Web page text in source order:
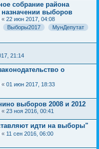
собрание района
назначении выборов
« 22 июн 2017, 04:08
Выборы2017
МунДепутат
21:14
о
« 01 июн 2017, 18:33
выборов 2008 и 2012
« 23 ноя 2016, 00:41
идти на выборы"
« 11 сен 2016, 06:00